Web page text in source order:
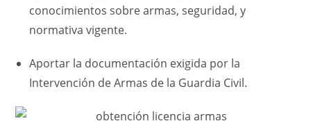
conocimientos sobre armas, seguridad, y
normativa vigente.
Aportar la documentación exigida por la
Intervención de Armas de la Guardia Civil.